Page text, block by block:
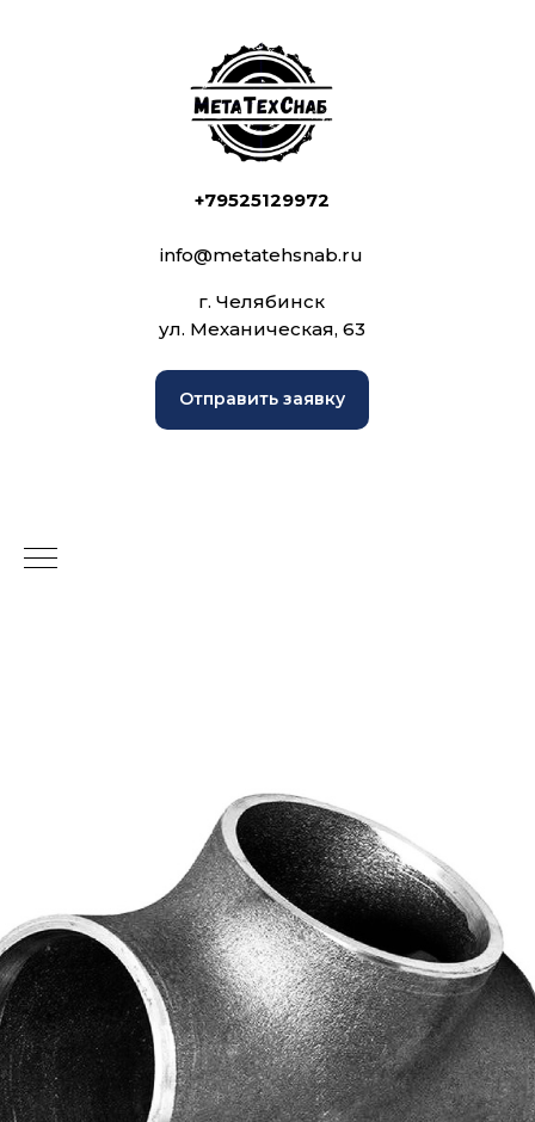
+79525129972
info@metatehsnab.ru
г. Челябинск
ул. Механическая, 63
Отправить заявку